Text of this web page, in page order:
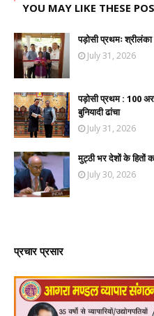
YOU MAY LIKE THESE
पड़ोसी प्रथमः
July 31, 2026
पड़ोसी प्रथम : 100
बुनियादी ढांचा
July 31, 2026
मुट्ठी भर देशों के हितों
July 30, 2026
प्रचार प्रसार